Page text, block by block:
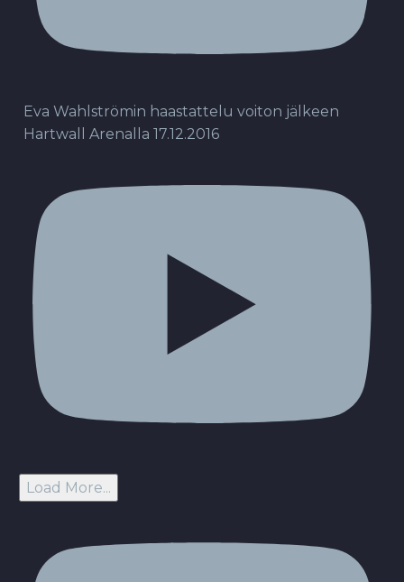
Eva Wahlströmin haastattelu voiton jälkeen
Hartwall Arenalla 17.12.2016
Load More...